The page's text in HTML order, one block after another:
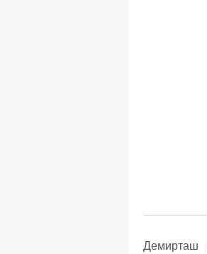
Демирташ